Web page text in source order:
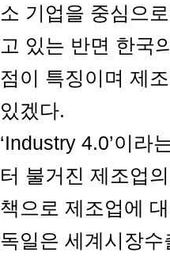
소 기업을 중심으
고 있는 반면 한국
점이 특징이며 제
있겠다.
‘Industry 4.0’이
터 불거진 제조업
책으로 제조업에
독일은 세계시장